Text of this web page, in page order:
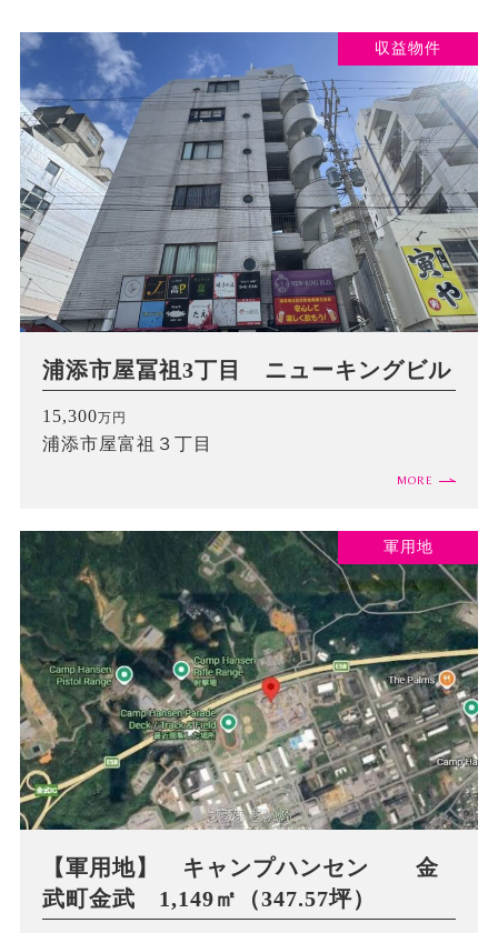
収益物件
浦添市屋冨祖3丁目 ニューキングビル
15,300万円
浦添市屋富祖３丁目
MORE
軍用地
【軍用地】 キャンプハンセン 金
武町金武 1,149㎡（347.57坪）